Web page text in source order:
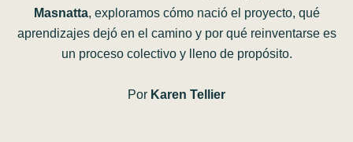
Masnatta, exploramos cómo nació el proyecto, qué
aprendizajes dejó en el camino y por qué reinventarse es
un proceso colectivo y lleno de propósito.
Por Karen Tellier